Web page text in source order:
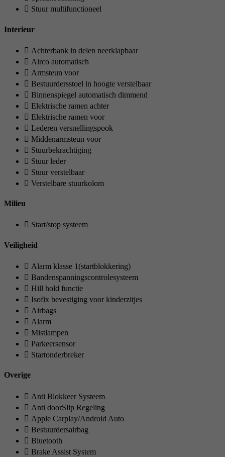
Stuur multifunctioneel
Interieur
Achterbank in delen neerklapbaar
Airco automatisch
Armsteun voor
Bestuurdersstoel in hoogte verstelbaar
Binnenspiegel automatisch dimmend
Elektrische ramen achter
Elektrische ramen voor
Lederen versnellingspook
Middenarmsteun voor
Stuurbekrachtiging
Stuur leder
Stuur verstelbaar
Verstelbare stuurkolom
Milieu
Start/stop systeem
Veiligheid
Alarm klasse 1(startblokkering)
Bandenspanningscontrolesysteem
Hill hold functie
Isofix bevestiging voor kinderzitjes
Airbags
Alarm
Mistlampen
Parkeersensor
Startonderbreker
Overige
Anti Blokkeer Systeem
Anti doorSlip Regeling
Apple Carplay/Android Auto
Bestuurdersairbag
Bluetooth
Brake Assist System